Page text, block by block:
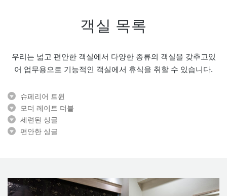
객실 목록
우리는 넓고 편안한 객실에서 다양한 종류의 객실을 갖추고있
어 업무용으로 기능적인 객실에서 휴식을 취할 수 있습니다.
슈페리어 트윈
모더 레이트 더블
세련된 싱글
편안한 싱글